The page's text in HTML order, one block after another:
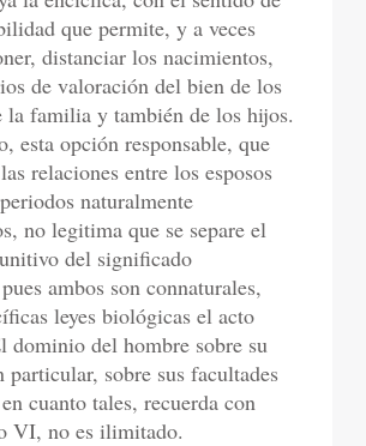
que permite, y a veces
distanciar los nacimientos,
de valoración del bien de los
la familia y también de los hijos.
esta opción responsable, que
relaciones entre los esposos
naturalmente
no legitima que se separe el
del significado
ambos son connaturales,
leyes biológicas el acto
dominio del hombre sobre su
particular, sobre sus facultades
cuanto tales, recuerda con
VI, no es ilimitado.